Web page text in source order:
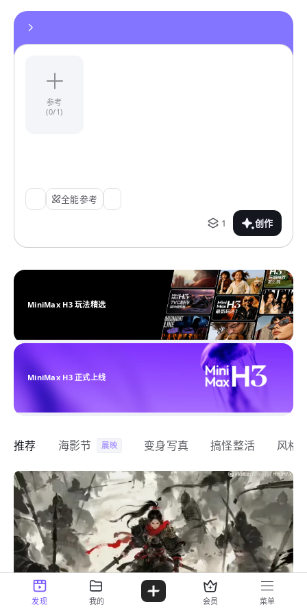
参考
(0/1)
全能参考
1
创作
MiniMax H3 玩法精选
MiniMax H3 正式上线
推荐 海影节 展映 变身写真 搞怪整活 风格
发现 我的 会员 菜单